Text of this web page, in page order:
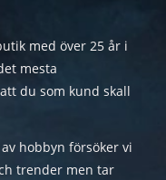
med över 25 år i
mesta
du som kund skall
hobbyn försöker vi
trender men tar